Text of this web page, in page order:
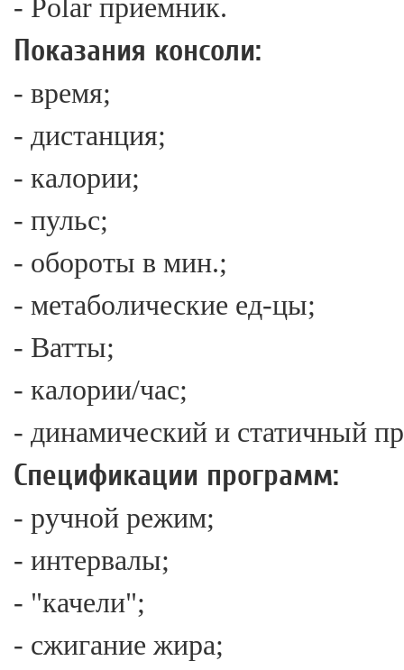
- Polar приемник.
Показания консоли:
- время;
- дистанция;
- калории;
- пульс;
- обороты в мин.;
- метаболические ед-цы;
- Ватты;
- калории/час;
- динамический и статичный
Спецификации программ:
- ручной режим;
- интервалы;
- "качели";
- сжигание жира;